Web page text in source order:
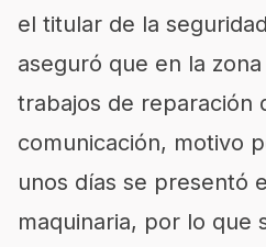
el titular de la
aseguró que en la
trabajos de reparación
comunicación, motivo
unos días se presentó
maquinaria, por lo que